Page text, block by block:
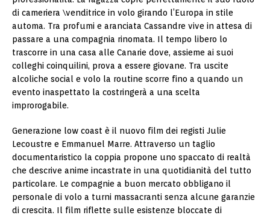
di cameriera \venditrice in volo girando l’Europa in stile
automa. Tra profumi e aranciata Cassandre vive in attesa di
passare a una compagnia rinomata. Il tempo libero lo
trascorre in una casa alle Canarie dove, assieme ai suoi
colleghi coinquilini, prova a essere giovane. Tra uscite
alcoliche social e volo la routine scorre fino a quando un
evento inaspettato la costringerà a una scelta
improrogabile.
Generazione low coast è il nuovo film dei registi Julie
Lecoustre e Emmanuel Marre. Attraverso un taglio
documentaristico la coppia propone uno spaccato di realtà
che descrive anime incastrate in una quotidianità del tutto
particolare. Le compagnie a buon mercato obbligano il
personale di volo a turni massacranti senza alcune garanzie
di crescita. Il film riflette sulle esistenze bloccate di